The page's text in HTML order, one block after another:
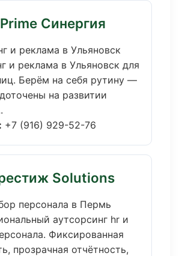
Синергия
и реклама в Ульяновск
и реклама в Ульяновск для
Берём на себя рутину —
на развитии
+7 (916) 929-52-76
Solutions
персонала в Пермь
аутсорсинг hr и
Фиксированная
прозрачная отчётность,